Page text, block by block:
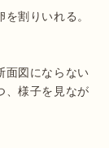
割りいれる。
面図にならない
、様子を見なが